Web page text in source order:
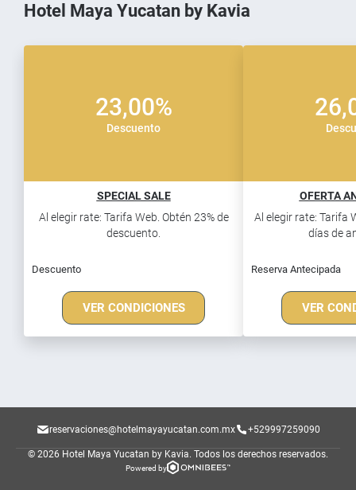
Hotel Maya Yucatan by Kavia
23,00%
Descuento
SPECIAL SALE
Al elegir rate: Tarifa Web. Obtén 23% de
descuento.
Descuento
VER CONDICIONES
OFERTA
Al elegir rate: Tarifa
días de
Reserva Antecipada
VER
reservaciones@hotelmayayucatan.com.mx +529997259090
© 2026 Hotel Maya Yucatan by Kavia. Todos los derechos reservados.
Powered by